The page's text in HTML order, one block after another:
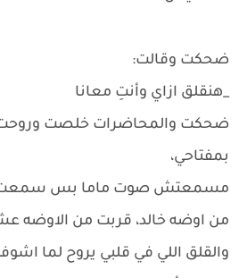
ضحكت وقالت:
_هنقلق ازاي وأنتِ معانا
ضحكت والمحاضرات خلصت وروحت
بمفتاحي،
مسمعتش صوت ماما بس
من اوضه خالد، قربت من الاوضه
والقلق اللي في قلبي يروح لما